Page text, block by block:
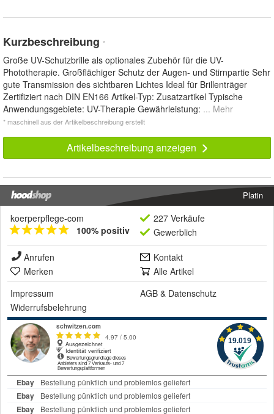
Kurzbeschreibung *
Große UV-Schutzbrille als optionales Zubehör für die UV-
Phototherapie. Großflächiger Schutz der Augen- und Stirnpartie Sehr
gute Transmission des sichtbaren Lichtes Ideal für Brillenträger
Zertifiziert nach DIN EN166 Artikel-Typ: Zusatzartikel Typische
Anwendungsgebiete: UV-Therapie Gewährleistung: ... Mehr
* maschinell aus der Artikelbeschreibung erstellt
Artikelbeschreibung anzeigen
Platin
koerperpflege-com
100% positiv
227 Verkäufe
Gewerblich
Anrufen
Kontakt
Merken
Alle Artikel
Impressum
AGB & Datenschutz
Widerrufsbelehrung